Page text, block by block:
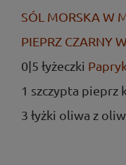
SÓL MORSKA W
PIEPRZ CZARNY
0|5 łyżeczki
1 szczypta pieprz
3 łyżki oliwa z